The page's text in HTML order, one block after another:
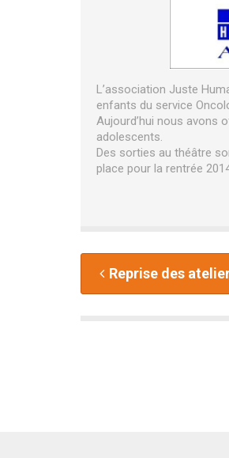
L’association Juste
enfants du service
Aujourd’hui nous avons
adolescents.
Des sorties au théâtre
place pour la rentrée
Reprise des